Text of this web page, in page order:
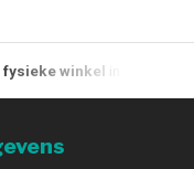
fysieke winkel